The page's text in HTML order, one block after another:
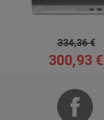
334,36 €
300,93 €